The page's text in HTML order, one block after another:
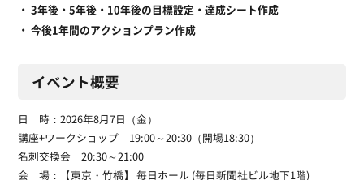
・ 3年後・5年後・10年後の目標設定・達成シート作成
・ 今後1年間のアクションプラン作成
イベント概要
日 時：2026年8月7日（金）
講座+ワークショップ 19:00～20:30（開場18:30）
名刺交換会 20:30～21:00
会 場：【東京・竹橋】 毎日ホール (毎日新聞社ビル地下1階)